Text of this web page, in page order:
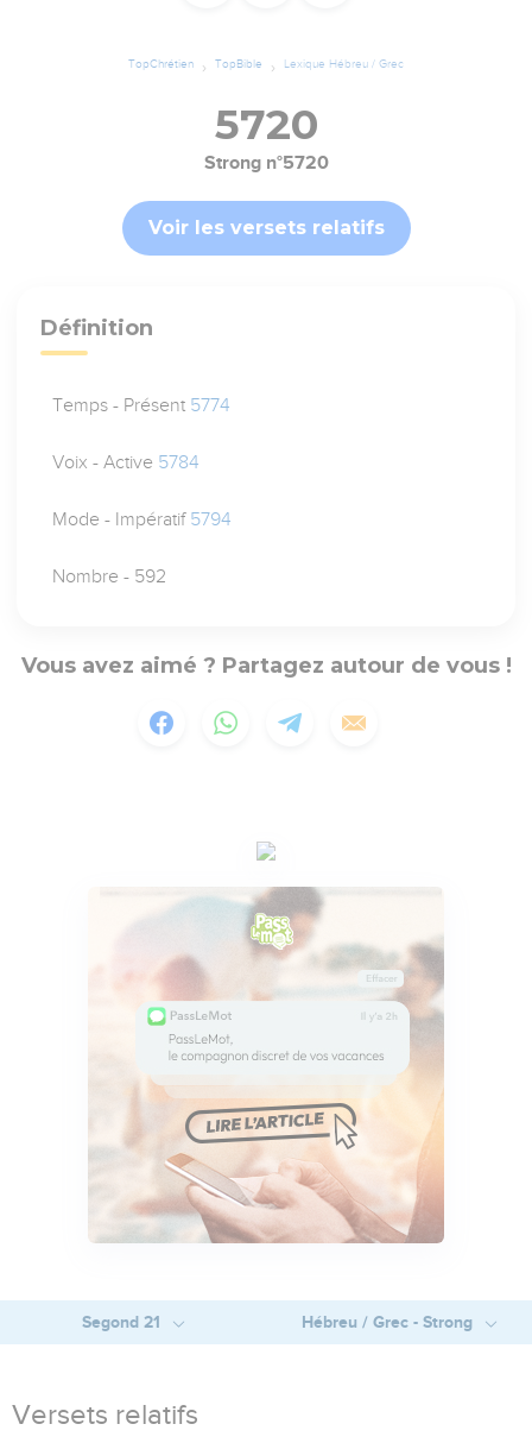
TopChrétien TopBible Lexique Hébreu / Grec
5720
Strong n°5720
Voir les versets relatifs
Définition
Temps - Présent 5774
Voix - Active 5784
Mode - Impératif 5794
Nombre - 592
Vous avez aimé ? Partagez autour de vous !
Segond 21 Hébreu / Grec - Strong
Versets relatifs